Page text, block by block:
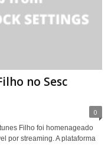
no Sesc
0
Filho foi homenageado
por streaming. A plataforma